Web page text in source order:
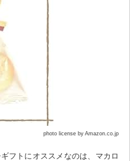
photo license by Amazon.co.jp
フトにオススメなのは、マカロ